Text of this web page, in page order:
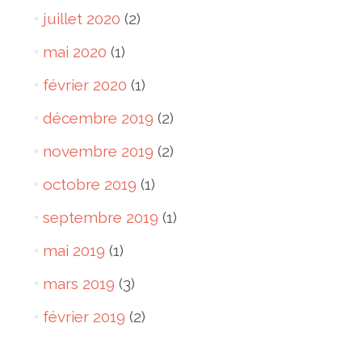
juillet 2020 (2)
mai 2020 (1)
février 2020 (1)
décembre 2019 (2)
novembre 2019 (2)
octobre 2019 (1)
septembre 2019 (1)
mai 2019 (1)
mars 2019 (3)
février 2019 (2)